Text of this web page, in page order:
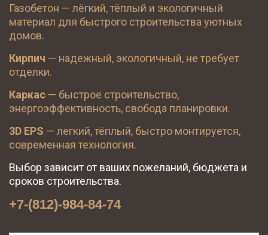
Газобетон — лёгкий, тёплый и экологичный
материал для быстрого строительства уютных
домов.
Кирпич — надежный, экологичный, не требует
отделки.
Каркас — быстрое строительство,
энергоэффективность, свобода планировки.
3D EPS — легкий, тёплый, быстро монтируется,
современная технология.
Выбор зависит от ваших пожеланий, бюджета и
сроков строительства.
+7-(812)-984-84-74